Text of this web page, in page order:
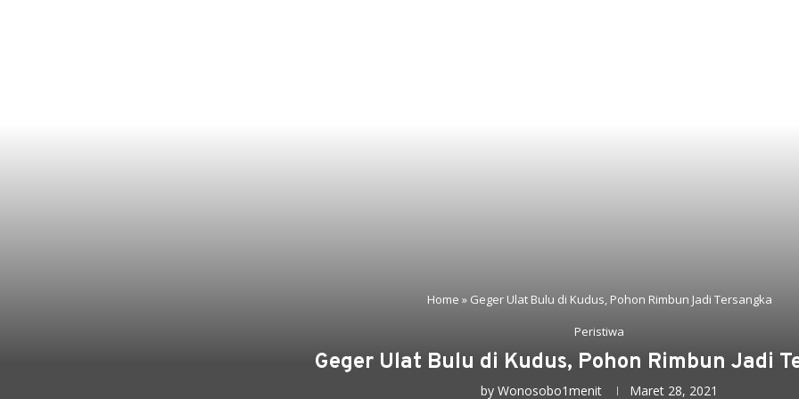
Home » Geger Ulat Bulu di Kudus, Pohon Rimbun Jadi Tersangka
Peristiwa
Geger Ulat Bulu di Kudus, Pohon Rimbun Jadi
by Wonosobo1menit Maret 28, 2021